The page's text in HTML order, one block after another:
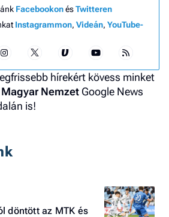
FacebookonésTwitteren
Instagrammon, Videán, YouTube-
hírekért kövess minket
Magyar Nemzet Google News
is!
döntött az MTK és